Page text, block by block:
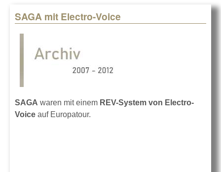
SAGA mit Electro-Voice
SAGA waren mit einem REV-System von Electro-
Voice auf Europatour.
Pages